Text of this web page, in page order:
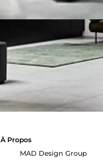
À Propos
MAD Design Group